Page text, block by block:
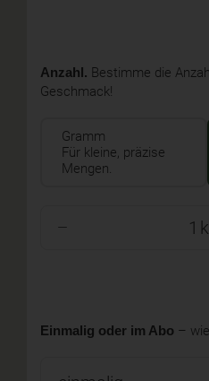
Anzahl. Bestimme die
Geschmack!
Gramm
Für kleine, präzise
Mengen.
Einmalig oder im Abo –